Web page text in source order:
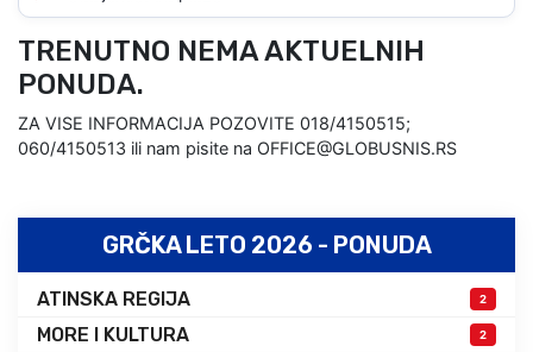
TRENUTNO NEMA AKTUELNIH
PONUDA.
ZA VISE INFORMACIJA POZOVITE 018/4150515;
060/4150513 ili nam pisite na OFFICE@GLOBUSNIS.RS
GRČKA LETO 2026 - PONUDA
ATINSKA REGIJA 2
MORE I KULTURA 2